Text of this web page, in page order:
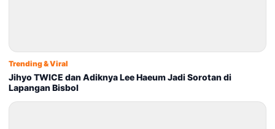
Trending & Viral
Jihyo TWICE dan Adiknya Lee Haeum Jadi Sorotan di
Lapangan Bisbol